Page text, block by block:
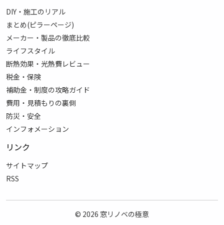
DIY・施工のリアル
まとめ(ピラーページ)
メーカー・製品の徹底比較
ライフスタイル
断熱効果・光熱費レビュー
税金・保険
補助金・制度の攻略ガイド
費用・見積もりの裏側
防災・安全
インフォメーション
リンク
サイトマップ
RSS
© 2026 窓リノベの極意